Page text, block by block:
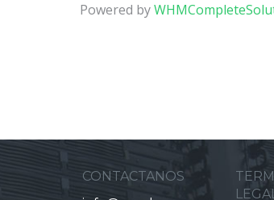
Powered by
CONTACTANOS